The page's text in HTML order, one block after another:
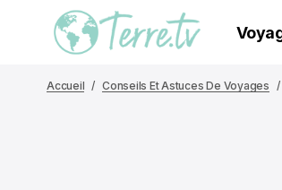
Accueil Conseils Et Astuces De Voyages